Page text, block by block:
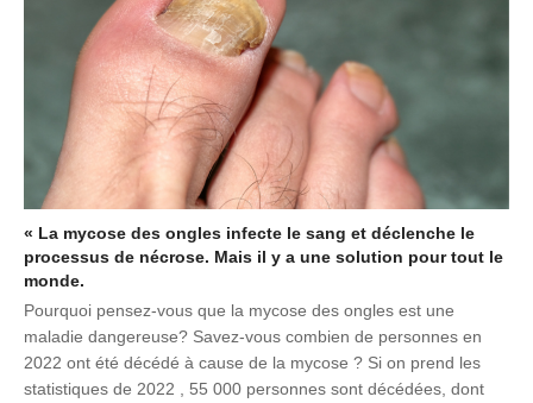
« La mycose des ongles infecte le sang et déclenche le
processus de nécrose. Mais il y a une solution pour tout le
monde.
Pourquoi pensez-vous que la mycose des ongles est une
maladie dangereuse? Savez-vous combien de personnes en
2022 ont été décédé à cause de la mycose ? Si on prend les
statistiques de 2022 , 55 000 personnes sont décédées, dont